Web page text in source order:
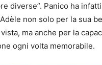
diverse”. Panico ha
non solo per la sua
vista, ma anche per la
ogni volta memorabile.